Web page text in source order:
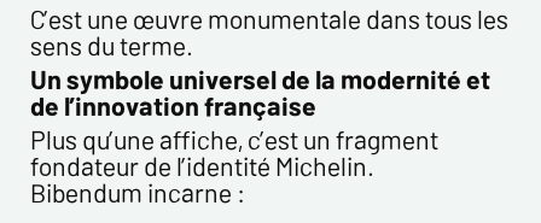
C’est une œuvre monumentale dans tous les
sens du terme.
Un symbole universel de la modernité et
de l’innovation française
Plus qu’une affiche, c’est un fragment
fondateur de l’identité Michelin.
Bibendum incarne :